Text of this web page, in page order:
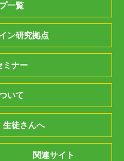
一覧
ン研究拠点
ミナー
いて
生徒さんへ
関連サイト